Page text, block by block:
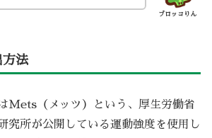
ブロッコりん
方法
Mets（メッツ）という、厚生労働省
究所が公開している運動強度を使用し